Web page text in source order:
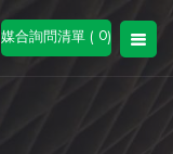
媒合詢問清單 ( 0)